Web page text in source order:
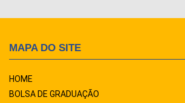
MAPA DO SITE
HOME
BOLSA DE GRADUAÇÃO